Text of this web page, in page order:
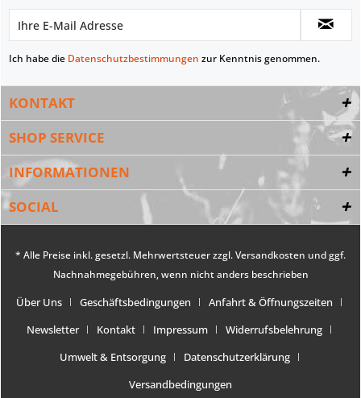
Ich habe die Datenschutzbestimmungen zur Kenntnis genommen.
KONTAKT
SHOP SERVICE
INFORMATIONEN
SOCIAL
* Alle Preise inkl. gesetzl. Mehrwertsteuer zzgl.Versandkosten und ggf.
Nachnahmegebühren, wenn nicht anders beschrieben
Über Uns Geschäftsbedingungen
Anfahrt & Öffnungszeiten
Newsletter
Kontakt Impressum
Widerrufsbelehrung
Umwelt & Entsorgung
Datenschutzerklärung
Versandbedingungen